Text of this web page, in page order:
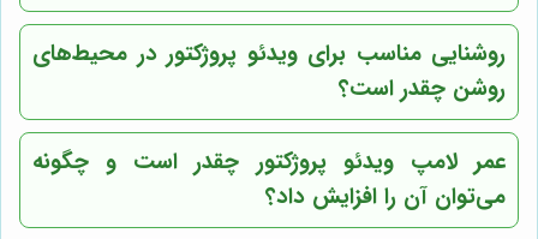
روشنایی مناسب برای ویدئو پروژکتور در محیط‌های
روشن چقدر است؟
عمر لامپ ویدئو پروژکتور چقدر است و چگونه
می‌توان آن را افزایش داد؟